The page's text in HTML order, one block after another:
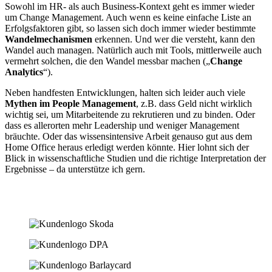
Sowohl im HR- als auch Business-Kontext geht es immer wieder
um Change Management. Auch wenn es keine einfache Liste an
Erfolgsfaktoren gibt, so lassen sich doch immer wieder bestimmte
Wandelmechanismen erkennen. Und wer die versteht, kann den
Wandel auch managen. Natürlich auch mit Tools, mittlerweile auch
vermehrt solchen, die den Wandel messbar machen („Change
Analytics“).
Neben handfesten Entwicklungen, halten sich leider auch viele
Mythen im People Management, z.B. dass Geld nicht wirklich
wichtig sei, um Mitarbeitende zu rekrutieren und zu binden. Oder
dass es allerorten mehr Leadership und weniger Management
bräuchte. Oder das wissensintensive Arbeit genauso gut aus dem
Home Office heraus erledigt werden könnte. Hier lohnt sich der
Blick in wissenschaftliche Studien und die richtige Interpretation der
Ergebnisse – da unterstütze ich gern.